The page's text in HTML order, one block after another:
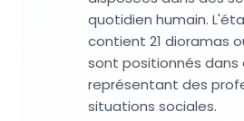
quotidien humain.
contient 21 dioramas
sont positionnés dans
représentant des
situations sociales.